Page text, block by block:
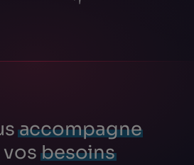
accompagne
vosbesoins